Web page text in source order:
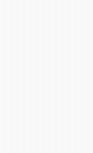
【参加費】無料
【定員】100名
【申込締切】11
【問合せ・申込
会 地域福祉課
【詳細パンフレ